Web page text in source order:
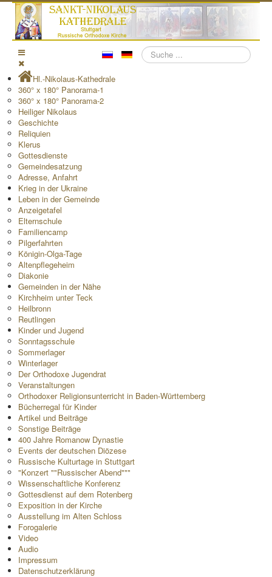
Suchen
Hl.-Nikolaus-Kathedrale
360° x 180° Panorama-1
360° x 180° Panorama-2
Heiliger Nikolaus
Geschichte
Reliquien
Klerus
Gottesdienste
Gemeindesatzung
Adresse, Anfahrt
Krieg in der Ukraine
Leben in der Gemeinde
Anzeigetafel
Elternschule
Familiencamp
Pilgerfahrten
Königin-Olga-Tage
Altenpflegeheim
Diakonie
Gemeinden in der Nähe
Kirchheim unter Teck
Heilbronn
Reutlingen
Kinder und Jugend
Sonntagsschule
Sommerlager
Winterlager
Der Orthodoxe Jugendrat
Veranstaltungen
Orthodoxer Religionsunterricht in Baden-Württemberg
Bücherregal für Kinder
Artikel und Beiträge
Sonstige Beiträge
400 Jahre Romanow Dynastie
Events der deutschen Diözese
Russische Kulturtage in Stuttgart
"Konzert ""Russischer Abend"""
Wissenschaftliche Konferenz
Gottesdienst auf dem Rotenberg
Exposition in der Kirche
Ausstellung im Alten Schloss
Forogalerie
Video
Audio
Impressum
Datenschutzerklärung